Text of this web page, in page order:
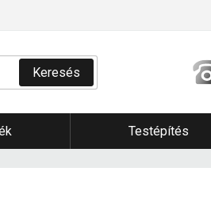
Keresés
Testépítés